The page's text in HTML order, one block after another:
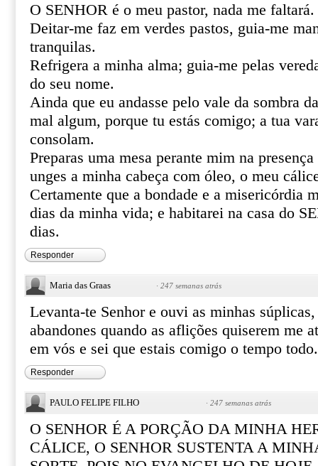
O SENHOR é o meu pastor, nada me faltará.
Deitar-me faz em verdes pastos, guia-me
tranquilas.
Refrigera a minha alma; guia-me pelas
do seu nome.
Ainda que eu andasse pelo vale da sombra
mal algum, porque tu estás comigo; a tua
consolam.
Preparas uma mesa perante mim na
unges a minha cabeça com óleo, o meu
Certamente que a bondade e a misericórdia
dias da minha vida; e habitarei na casa do
dias.
Responder
Maria das Graas · 247 semanas atrás
Levanta-te Senhor e ouvi as minhas
abandones quando as aflições quiserem me
em vós e sei que estais comigo o tempo
Responder
PAULO FELIPE FILHO · 247 semanas atrás
O SENHOR É A PORÇÃO DA MINHA
CÁLICE, O SENHOR SUSTENTA A